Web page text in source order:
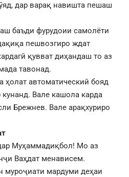
дар варақ навишта пешаш
баъди фурудоии самолёти
пешвозгиро ждат
қувват диҳандаш то аз
тавонад.
ҳолат автоматический бояд
Вале кашола карда
Брежнев. Вале арақхуриро
Муҳаммадиқбол! Мо аз
Ваҳдат менависем.
муроҷиати мардуми деҳаи